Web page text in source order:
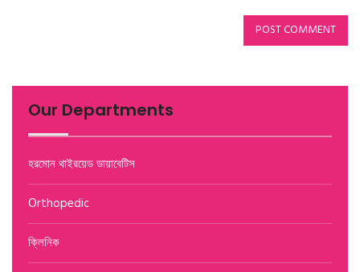
Our Departments
হরমোন থাইরয়েড ডায়াবেটিস
Orthopedic
ক্লিনিক